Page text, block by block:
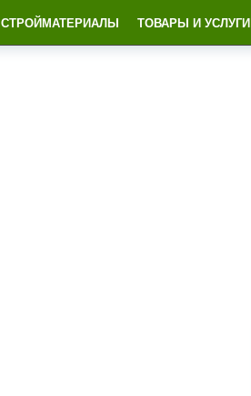
СТРОЙМАТЕРИАЛЫ ТОВАРЫ И УСЛУГИ